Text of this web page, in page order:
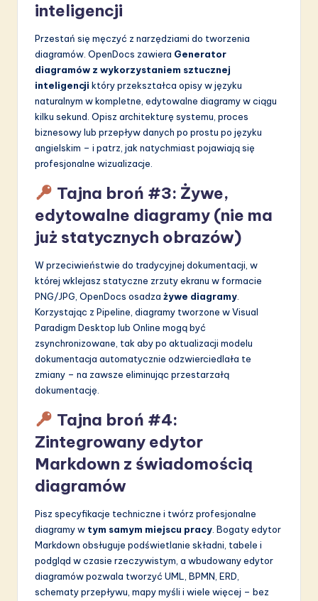
inteligencji
Przestań się męczyć z narzędziami do tworzenia
diagramów. OpenDocs zawiera Generator
diagramów z wykorzystaniem sztucznej
inteligencji który przekształca opisy w języku
naturalnym w kompletne, edytowalne diagramy w ciągu
kilku sekund. Opisz architekturę systemu, proces
biznesowy lub przepływ danych po prostu po języku
angielskim – i patrz, jak natychmiast pojawiają się
profesjonalne wizualizacje.
Tajna broń #3: Żywe,
edytowalne diagramy (nie ma
już statycznych obrazów)
W przeciwieństwie do tradycyjnej dokumentacji, w
której wklejasz statyczne zrzuty ekranu w formacie
PNG/JPG, OpenDocs osadza żywe diagramy
Korzystając z Pipeline, diagramy tworzone w Visual
Paradigm Desktop lub Online mogą być
zsynchronizowane, tak aby po aktualizacji modelu
dokumentacja automatycznie odzwierciedlała te
zmiany – na zawsze eliminując przestarzałą
dokumentację.
Tajna broń #4:
Zintegrowany edytor
Markdown z świadomością
diagramów
Pisz specyfikacje techniczne i twórz profesjonalne
diagramy w tym samym miejscu pracy . Bogaty edytor
Markdown obsługuje podświetlanie składni, tabele i
podgląd w czasie rzeczywistym, a wbudowany edytor
diagramów pozwala tworzyć UML, BPMN, ERD,
schematy przepływu, mapy myśli i wiele więcej – bez